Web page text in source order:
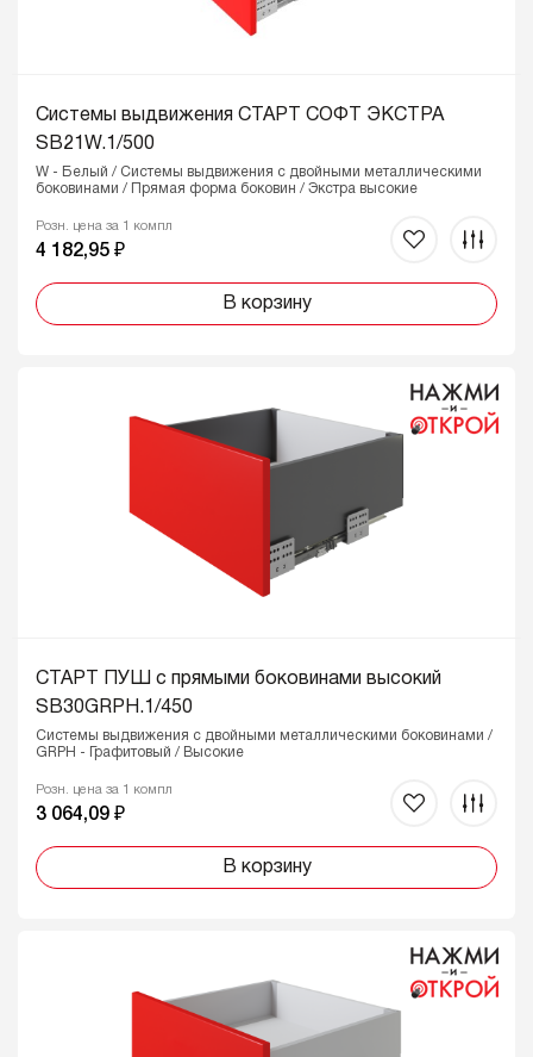
Системы выдвижения СТАРТ СОФТ ЭКСТРА
SB21W.1/500
W - Белый / Системы выдвижения с двойными металлическими
боковинами / Прямая форма боковин / Экстра высокие
Розн. цена за 1 компл
4 182,95 ₽
В корзину
СТАРТ ПУШ с прямыми боковинами высокий
SB30GRPH.1/450
Системы выдвижения с двойными металлическими боковинами /
GRPH - Графитовый / Высокие
Розн. цена за 1 компл
3 064,09 ₽
В корзину